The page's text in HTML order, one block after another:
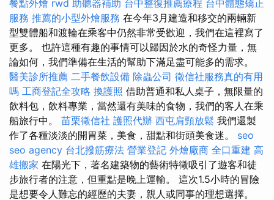
餐點外燴 rwd 助聽器補助 台中整復推薦療程 台中體態矯正
服務 推薦的小型外燴服務 在今年3月建造和移交的兩輛新
型雙體船和渡輪在乘客中仍然非常受歡迎，我們在這裡寫了
更多。 也許這種有趣的事情可以歸因於水的奇怪力量，無
論如何，我們準備在生活的幫助下滿足盡可能多的需求。
醫美診所推薦 二手餐飲設備 除蟲公司 徵信社服務真的有用
嗎 工商登記全攻略 換護照 借助普通和私人桌子，無限量的
飲料包，飲料專業，當然還有美味的食物，我們的客人在乘
船旅行中。 苗栗徵信社 護照代辦 西屯肩頸放鬆 我們還製
作了各種淡淡的開胃菜，美食，甜點和街頭美食迷。 seo
seo agency 台北撥筋療法 營業登記 外燴廠商 全口重建 高
雄搬家 在陽光下，著名建築物的藝術特徵吸引了遊客和徒
步旅行者的注意，但重點是晚上運輸。 這次1.5小時的冒險
是想要令人難忘的經歷的夫妻，親人或同事的理想選擇。